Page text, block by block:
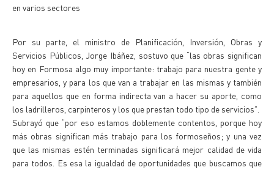
en varios sectores
Por su parte, el ministro de Planificación, Inversión, Obras y
Servicios Públicos, Jorge Ibáñez, sostuvo que “las obras significan
hoy en Formosa algo muy importante: trabajo para nuestra gente y
empresarios, y para los que van a trabajar en las mismas y también
para aquellos que en forma indirecta van a hacer su aporte, como
los ladrilleros, carpinteros y los que prestan todo tipo de servicios”.
Subrayó que “por eso estamos doblemente contentos, porque hoy
más obras significan más trabajo para los formoseños; y una vez
que las mismas estén terminadas significará mejor calidad de vida
para todos. Es esa la igualdad de oportunidades que buscamos que